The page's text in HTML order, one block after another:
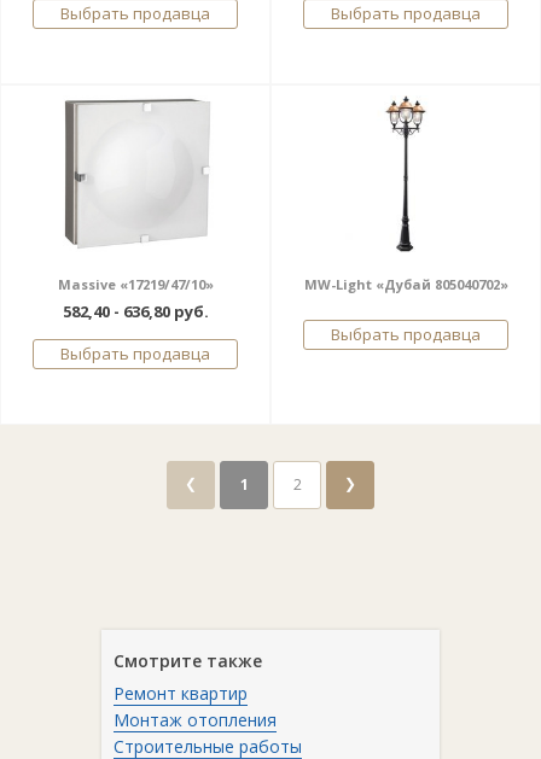
Выбрать продавца Выбрать продавца
Massive «17219/47/10»
582,40 - 636,80 руб.
Выбрать продавца
MW-Light «Дубай 805040702»
Выбрать продавца
❮ 1 2 ❯
Смотрите также
Ремонт квартир
Монтаж отопления
Строительные работы